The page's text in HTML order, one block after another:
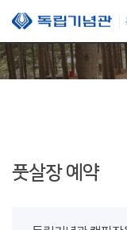
본문 바로가기
풋살장 예약